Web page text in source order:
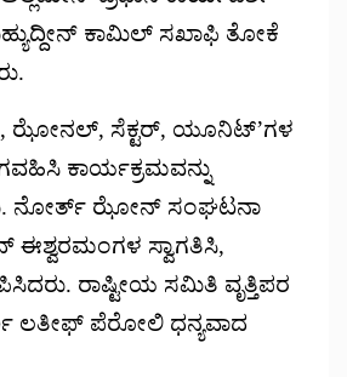
ಕಾಮಿಲ್ ಸಖಾಫಿ ತೋಕೆ
ಝೋನಲ್, ಸೆಕ್ಟರ್, ಯೂನಿಟ್’ಗಳ
ಕಾರ್ಯಕ್ರಮವನ್ನು
ನೋರ್ತ್ ಝೋನ್ ಸಂಘಟನಾ
ಈಶ್ವರಮಂಗಳ ಸ್ವಾಗತಿಸಿ,
ರಾಷ್ಟೀಯ ಸಮಿತಿ ವೃತ್ತಿಪರ
ಲತೀಫ್ ಪೆರೋಲಿ ಧನ್ಯವಾದ